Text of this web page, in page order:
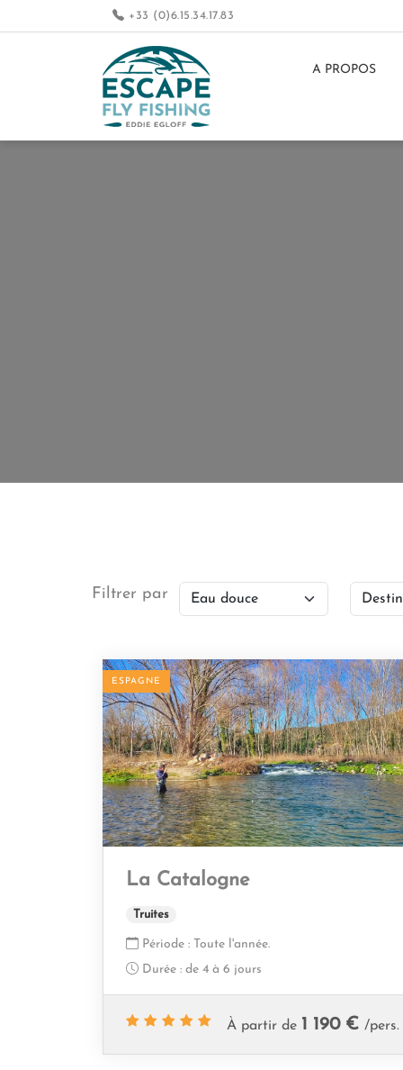
+33 (0)6.15.34.17.83
A PROPOS
Filtrer par
ESPAGNE
La Catalogne
Truites
Période : Toute l'année.
Durée : de 4 à 6 jours
À partir de 1 190 € /pers.